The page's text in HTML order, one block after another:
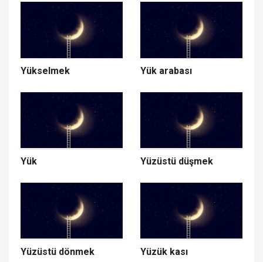
Yükselmek Yük arabası
Yük Yüzüstü düşmek
Yüzüstü dönmek Yüzük kası